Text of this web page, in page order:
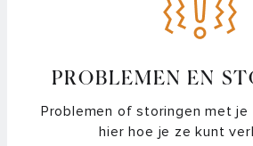
PROBLEMEN EN
Problemen of storingen met je
hier hoe je ze kunt